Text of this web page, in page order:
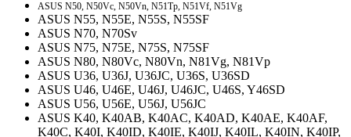
ASUS N50, N50Vc, N50Vn, N51Tp, N51Vf, N51Vg
ASUS N55, N55E, N55S, N55SF
ASUS N70, N70Sv
ASUS N75, N75E, N75S, N75SF
ASUS N80, N80Vc, N80Vn, N81Vg, N81Vp
ASUS U36, U36J, U36JC, U36S, U36SD
ASUS U46, U46E, U46J, U46JC, U46S, Y46SD
ASUS U56, U56E, U56J, U56JC
ASUS K40, K40AB, K40AC, K40AD, K40AE, K40AF,
K40C, K40I, K40ID, K40IE, K40IJ, K40IL, K40IN, K40IP,